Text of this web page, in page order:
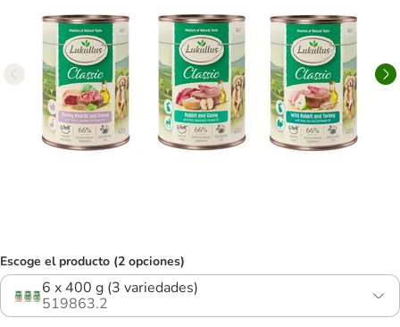
Escoge el producto (2 opciones)
6 x 400 g (3 variedades)
519863.2